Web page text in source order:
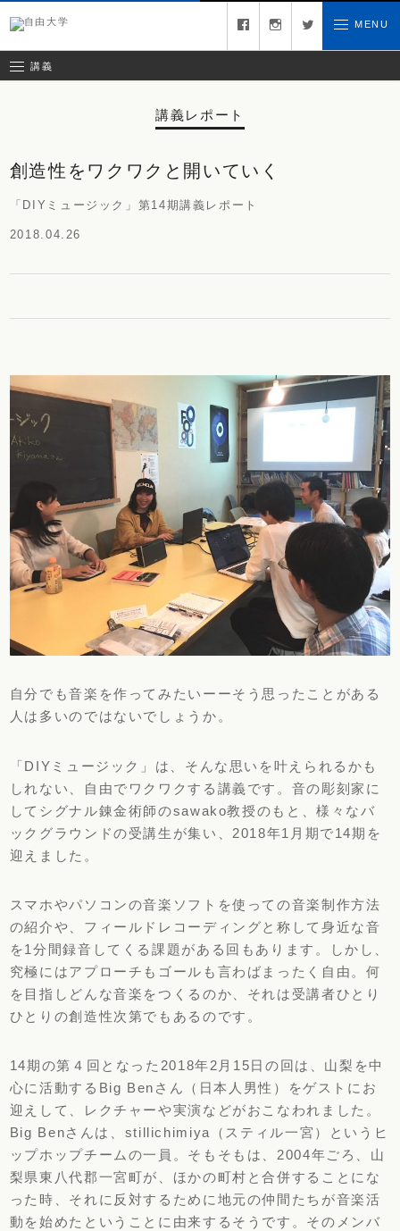
お問い合わせfacebook instagram twitter MENU
講義
講義レポート
創造性をワクワクと開いていく
「DIYミュージック」第14期講義レポート
2018.04.26
自分でも音楽を作ってみたいーーそう思ったことがある
人は多いのではないでしょうか。
「DIYミュージック」は、そんな思いを叶えられるかも
しれない、自由でワクワクする講義です。音の彫刻家に
してシグナル錬金術師のsawako教授のもと、様々なバ
ックグラウンドの受講生が集い、2018年1月期で14期を
迎えました。
スマホやパソコンの音楽ソフトを使っての音楽制作方法
の紹介や、フィールドレコーディングと称して身近な音
を1分間録音してくる課題がある回もあります。しかし、
究極にはアプローチもゴールも言わばまったく自由。何
を目指しどんな音楽をつくるのか、それは受講者ひとり
ひとりの創造性次第でもあるのです。
14期の第４回となった2018年2月15日の回は、山梨を中
心に活動するBig Benさん（日本人男性）をゲストにお
迎えして、レクチャーや実演などがおこなわれました。
Big Benさんは、stillichimiya（スティル一宮）というヒ
ップホップチームの一員。そもそもは、2004年ごろ、山
梨県東八代郡一宮町が、ほかの町村と合併することにな
った時、それに反対するために地元の仲間たちが音楽活
動を始めたということに由来するそうです。そのメンバ